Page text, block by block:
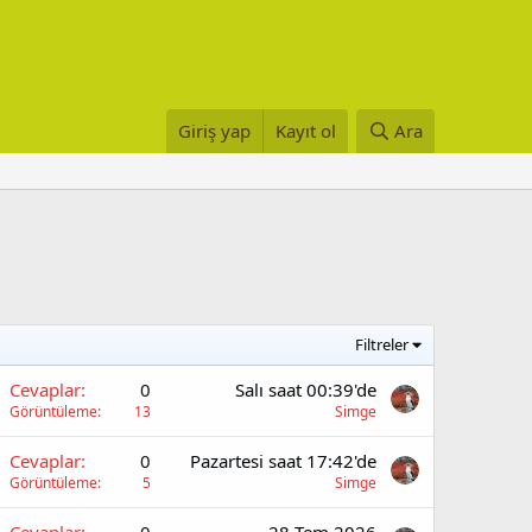
Giriş yap Kayıt ol Ara
Filtreler
Cevaplar 0
Görüntüleme 13
Salı saat 00:39'de
Simge
Cevaplar 0
Görüntüleme 5
Pazartesi saat 17:42'de
Simge